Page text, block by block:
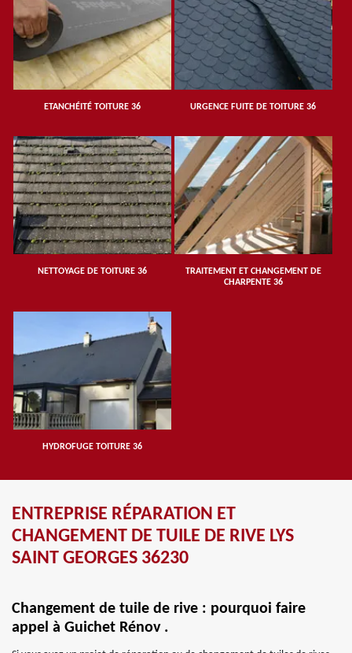
ETANCHÉITÉ TOITURE 36 URGENCE FUITE DE TOITURE 36
NETTOYAGE DE TOITURE 36
TRAITEMENT ET CHANGEMENT DE
CHARPENTE 36
HYDROFUGE TOITURE 36
ENTREPRISE RÉPARATION ET
CHANGEMENT DE TUILE DE RIVE LYS
SAINT GEORGES 36230
Changement de tuile de rive : pourquoi faire
appel à Guichet Rénov .